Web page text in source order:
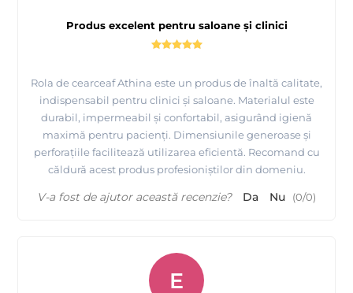
Produs excelent pentru saloane și clinici
Rola de cearceaf Athina este un produs de înaltă calitate,
indispensabil pentru clinici și saloane. Materialul este
durabil, impermeabil și confortabil, asigurând igienă
maximă pentru pacienți. Dimensiunile generoase și
perforațiile facilitează utilizarea eficientă. Recomand cu
căldură acest produs profesioniștilor din domeniu.
V-a fost de ajutor această recenzie? Da Nu (0/0)
E